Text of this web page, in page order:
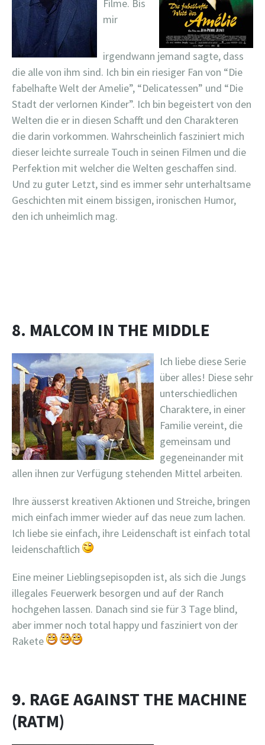
Filme. Bis
mir
irgendwann jemand sagte, dass
die alle von ihm sind. Ich bin ein riesiger Fan von “Die
fabelhafte Welt der Amelie”, “Delicatessen” und “Die
Stadt der verlornen Kinder”. Ich bin begeistert von den
Welten die er in diesen Schafft und den Charakteren
die darin vorkommen. Wahrscheinlich fasziniert mich
dieser leichte surreale Touch in seinen Filmen und die
Perfektion mit welcher die Welten geschaffen sind.
Und zu guter Letzt, sind es immer sehr unterhaltsame
Geschichten mit einem bissigen, ironischen Humor,
den ich unheimlich mag.
8. MALCOM IN THE MIDDLE
Ich liebe diese Serie
über alles! Diese sehr
unterschiedlichen
Charaktere, in einer
Familie vereint, die
gemeinsam und
gegeneinander mit
allen ihnen zur Verfügung stehenden Mittel arbeiten.
Ihre äusserst kreativen Aktionen und Streiche, bringen
mich einfach immer wieder auf das neue zum lachen.
Ich liebe sie einfach, ihre Leidenschaft ist einfach total
leidenschaftlich
Eine meiner Lieblingsepisopden ist, als sich die Jungs
illegales Feuerwerk besorgen und auf der Ranch
hochgehen lassen. Danach sind sie für 3 Tage blind,
aber immer noch total happy und fasziniert von der
Rakete
9. RAGE AGAINST THE MACHINE
(RATM)